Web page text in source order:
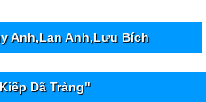
Anh,Lan Anh,Lưu Bích
Dã Tràng"